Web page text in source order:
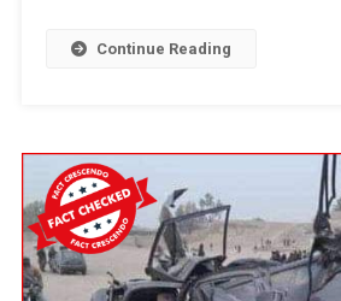
ادعاوو
Continue Reading